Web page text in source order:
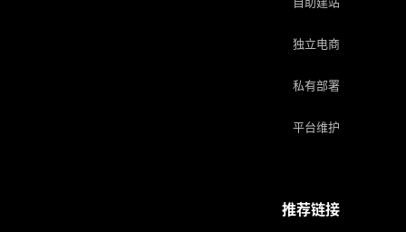
独立电商
私有部署
平台维护
推荐链接